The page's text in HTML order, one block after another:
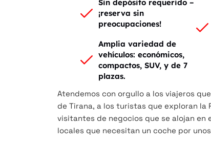
Sin depósito requerido –
¡reserva sin
preocupaciones!
Amplia variedad de
vehículos: económicos,
compactos, SUV, y de 7
plazas.
Atendemos con orgullo a los viajeros
de Tirana, a los turistas que exploran la
visitantes de negocios que se alojan en
locales que necesitan un coche por